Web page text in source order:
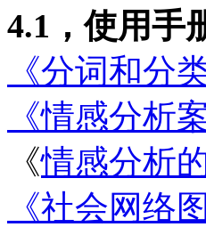
4.1，使用手
《分词和分
《情感分
《情感分析
《社会网络图